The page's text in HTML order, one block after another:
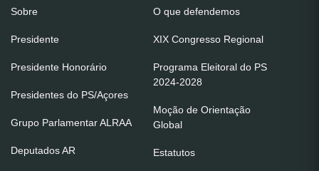
Sobre
Presidente
Presidente Honorário
Presidentes do PS/Açores
Grupo Parlamentar ALRAA
Deputados AR
O que defendemos
XIX Congresso Regional
Programa Eleitoral do PS
2024-2028
Moção de Orientação
Global
Estatutos